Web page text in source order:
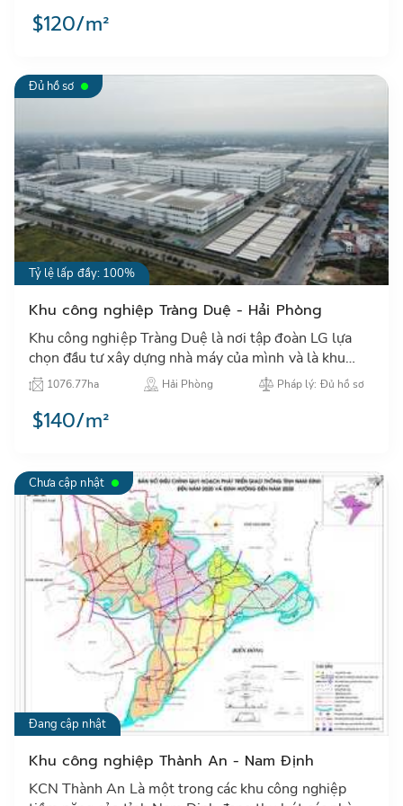
$120/m²
Đủ hồ sơ
Tỷ lệ lấp đầy: 100%
Khu công nghiệp Tràng Duệ - Hải Phòng
Khu công nghiệp Tràng Duệ là nơi tập đoàn LG lựa
chọn đầu tư xây dựng nhà máy của mình và là khu
công nghiệp có hạ tầng công nghiệp đồng bộ, hiện
đại…
1076.77ha Hải Phòng Pháp lý: Đủ hồ sơ
$140/m²
Chưa cập nhật
Đang cập nhật
Khu công nghiệp Thành An - Nam Định
KCN Thành An Là một trong các khu công nghiệp